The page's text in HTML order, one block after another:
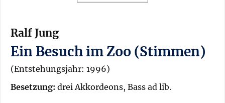
Ralf Jung
Ein Besuch im Zoo (Stimmen)
(Entstehungsjahr: 1996)
Besetzung: drei Akkordeons, Bass ad lib.